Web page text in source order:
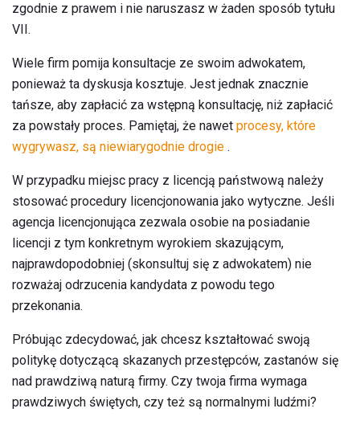
zgodnie z prawem i nie naruszasz w żaden sposób tytułu
VII.
Wiele firm pomija konsultacje ze swoim adwokatem,
ponieważ ta dyskusja kosztuje. Jest jednak znacznie
tańsze, aby zapłacić za wstępną konsultację, niż zapłacić
za powstały proces. Pamiętaj, że nawet procesy, które
wygrywasz, są niewiarygodnie drogie .
W przypadku miejsc pracy z licencją państwową należy
stosować procedury licencjonowania jako wytyczne. Jeśli
agencja licencjonująca zezwala osobie na posiadanie
licencji z tym konkretnym wyrokiem skazującym,
najprawdopodobniej (skonsultuj się z adwokatem) nie
rozważaj odrzucenia kandydata z powodu tego
przekonania.
Próbując zdecydować, jak chcesz kształtować swoją
politykę dotyczącą skazanych przestępców, zastanów się
nad prawdziwą naturą firmy. Czy twoja firma wymaga
prawdziwych świętych, czy też są normalnymi ludźmi?